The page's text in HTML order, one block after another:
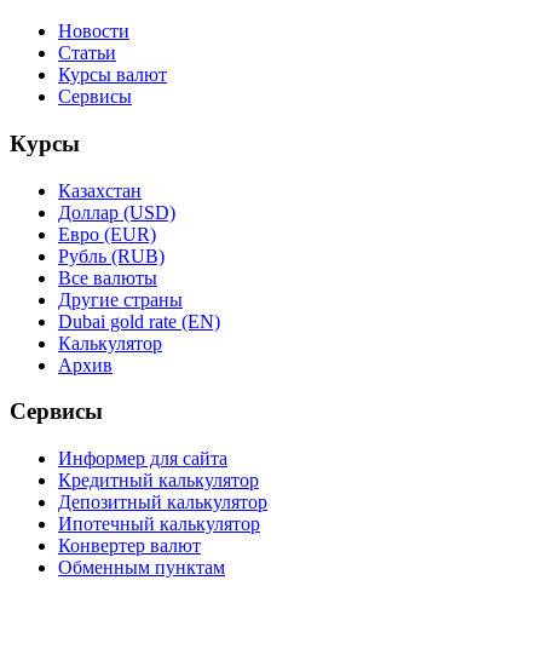
Новости
Статьи
Курсы валют
Сервисы
Курсы
Казахстан
Доллар (USD)
Евро (EUR)
Рубль (RUB)
Все валюты
Другие страны
Dubai gold rate (EN)
Калькулятор
Архив
Сервисы
Информер для сайта
Кредитный калькулятор
Депозитный калькулятор
Ипотечный калькулятор
Конвертер валют
Обменным пунктам